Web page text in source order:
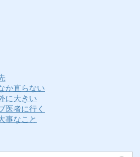
か直らない
に大きい
医者に行く
事なこと